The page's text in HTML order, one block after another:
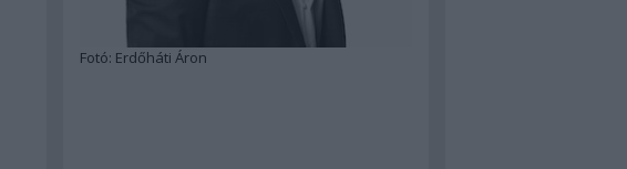
Fotó: Erdőháti Áron